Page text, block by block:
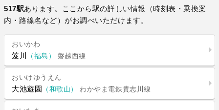
517駅あります。ここから駅の詳しい情報（時刻表・乗換案
内・路線名など）がお調べいただけます。
おいかわ
笈川 （福島） 磐越西線
おいけゆうえん
大池遊園 （和歌山） わかやま電鉄貴志川線